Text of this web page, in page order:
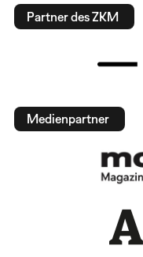
Partner des ZKM
Medienpartner